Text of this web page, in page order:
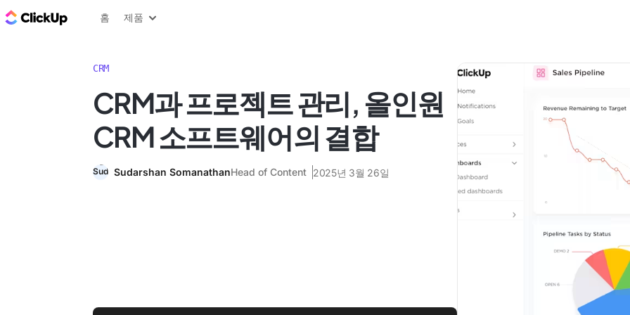
ClickUp 블로그
홈 제품
CRM
CRM과 프로젝트 관리, 올인원
CRM 소프트웨어의 결합
Sudarshan SomanathanHead of Content 2025년 3월 26일